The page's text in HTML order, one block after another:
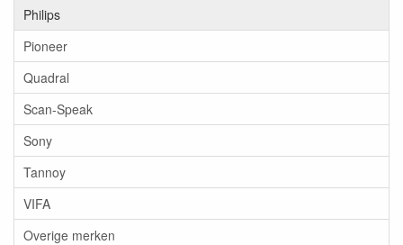
Philips
Pioneer
Quadral
Scan-Speak
Sony
Tannoy
VIFA
Overige merken